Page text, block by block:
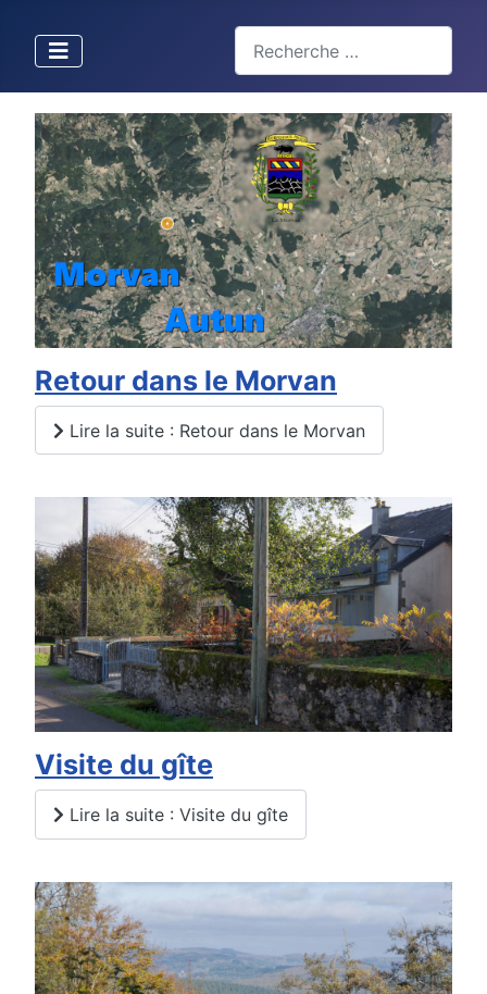
Type 2 or more characters for
Retour dans le Morvan
Lire la suite : Retour dans le Morvan
Visite du gîte
Lire la suite : Visite du gîte